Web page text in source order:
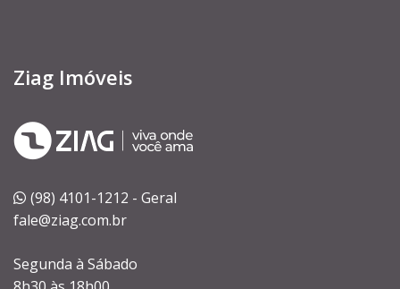
Ziag Imóveis
(98) 4101-1212 - Geral
fale@ziag.com.br
Segunda à Sábado